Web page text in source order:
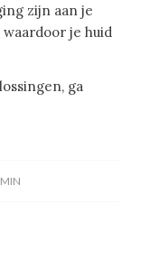
zijn aan je
je huid
ga